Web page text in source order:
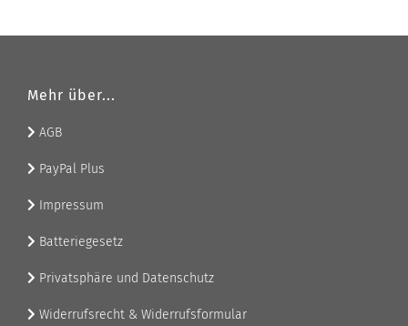
Mehr über...
AGB
PayPal Plus
Impressum
Batteriegesetz
Privatsphäre und Datenschutz
Widerrufsrecht & Widerrufsformular